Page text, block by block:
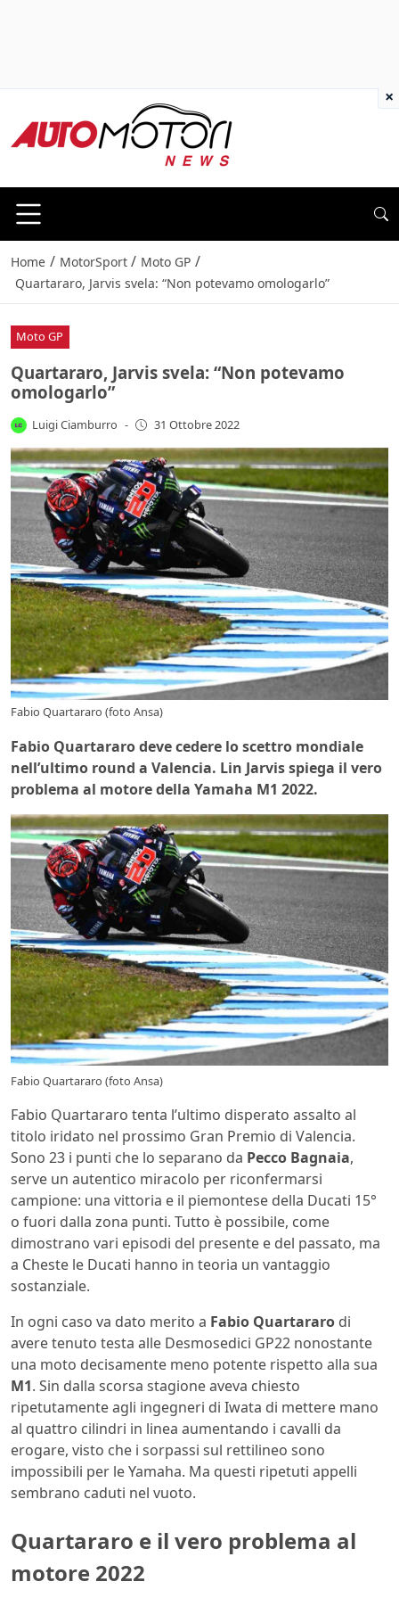
Home / MotorSport / Moto GP /
Quartararo, Jarvis svela: “Non potevamo omologarlo”
Moto GP
Quartararo, Jarvis svela: “Non potevamo
omologarlo”
Luigi Ciamburro - 31 Ottobre 2022
Fabio Quartararo (foto Ansa)
Fabio Quartararo deve cedere lo scettro mondiale
nell’ultimo round a Valencia. Lin Jarvis spiega il vero
problema al motore della Yamaha M1 2022.
Fabio Quartararo (foto Ansa)
Fabio Quartararo tenta l’ultimo disperato assalto al
titolo iridato nel prossimo Gran Premio di Valencia.
Sono 23 i punti che lo separano da Pecco Bagnaia,
serve un autentico miracolo per riconfermarsi
campione: una vittoria e il piemontese della Ducati 15°
o fuori dalla zona punti. Tutto è possibile, come
dimostrano vari episodi del presente e del passato, ma
a Cheste le Ducati hanno in teoria un vantaggio
sostanziale.
In ogni caso va dato merito a Fabio Quartararo di
avere tenuto testa alle Desmosedici GP22 nonostante
una moto decisamente meno potente rispetto alla sua
M1. Sin dalla scorsa stagione aveva chiesto
ripetutamente agli ingegneri di Iwata di mettere mano
al quattro cilindri in linea aumentando i cavalli da
erogare, visto che i sorpassi sul rettilineo sono
impossibili per le Yamaha. Ma questi ripetuti appelli
sembrano caduti nel vuoto.
Quartararo e il vero problema al
motore 2022
×